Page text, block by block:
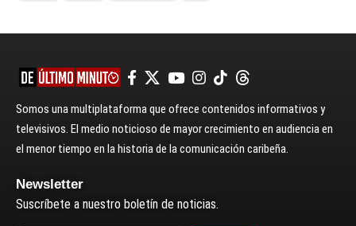
Somos una multiplataforma que ofrece contenidos informativos y
televisivos. El medio noticioso de mayor crecimiento en audiencia en
el menor tiempo en la historia de la comunicación caribeña.
Newsletter
Suscríbete a nuestro boletín de noticias.